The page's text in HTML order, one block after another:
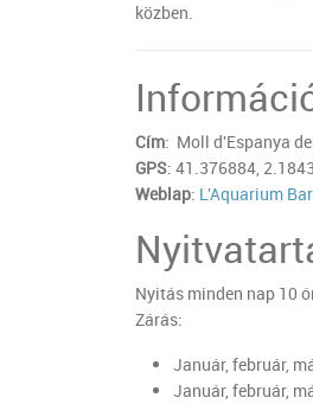
közben.
Cím: Moll d'Espanya
GPS: 41.376884,
Weblap: L'Aquarium
Nyitás minden nap 10
Zárás:
Január, február,
Január, február,